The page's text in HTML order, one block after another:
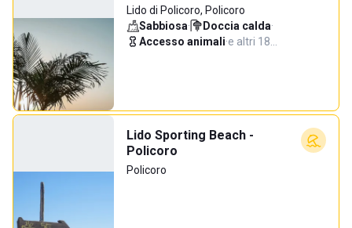
Lido di Policoro, Policoro
Sabbiosa· Doccia calda·
Accesso animali·e altri 18…
Lido Sporting Beach -
Policoro
Policoro